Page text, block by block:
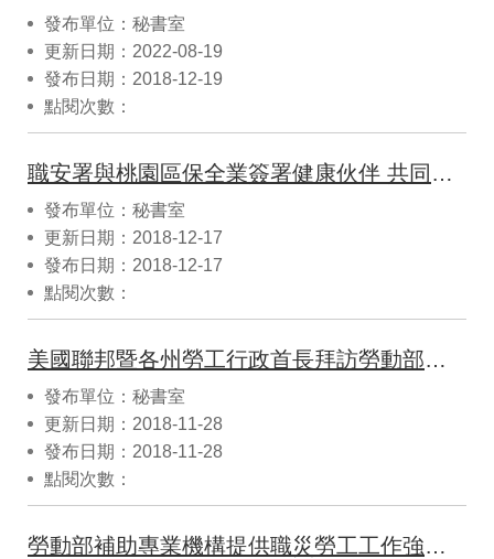
發布單位：秘書室
更新日期：2022-08-19
發布日期：2018-12-19
點閱次數：
職安署與桃園區保全業簽署健康伙伴 共同守護保全人員身心健康
發布單位：秘書室
更新日期：2018-12-17
發布日期：2018-12-17
點閱次數：
美國聯邦暨各州勞工行政首長拜訪勞動部職安署
發布單位：秘書室
更新日期：2018-11-28
發布日期：2018-11-28
點閱次數：
勞動部補助專業機構提供職災勞工工作強化服務，協助勞工儘快復工。